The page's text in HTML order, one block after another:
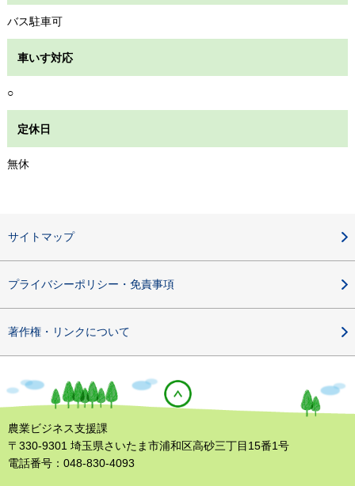
バス駐車可
車いす対応
○
定休日
無休
サイトマップ
プライバシーポリシー・免責事項
著作権・リンクについて
農業ビジネス支援課
〒330-9301 埼玉県さいたま市浦和区高砂三丁目15番1号
電話番号：048-830-4093